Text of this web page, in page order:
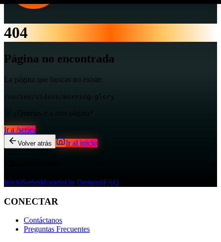
404
Página no encontrada
La página que buscas no existe:
/series/videos/morning-glory
💡 ¿Querías ir a esta página?
Ir a /series
Volver atrás Ir al inicio
InicioSeriesHorarioOn DemandFAQ
CONECTAR
Contáctanos
Preguntas Frecuentes